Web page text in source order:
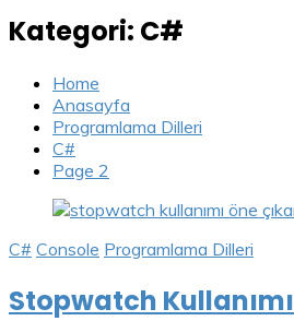
Kategori: C#
Home
Anasayfa
Programlama Dilleri
C#
Page 2
C# Console Programlama Dilleri
Stopwatch Kullanımı